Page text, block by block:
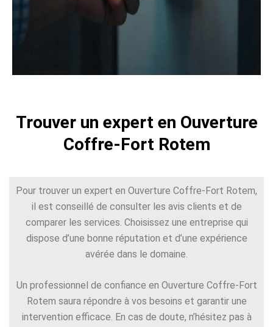
Trouver un expert en Ouverture
Coffre-Fort Rotem
Pour trouver un expert en Ouverture Coffre-Fort Rotem,
il est conseillé de consulter les avis clients et de
comparer les services. Choisissez une entreprise qui
dispose d’une bonne réputation et d’une expérience
avérée dans le domaine.
Un professionnel de confiance en Ouverture Coffre-Fort
Rotem saura répondre à vos besoins et garantir une
intervention efficace. En cas de doute, n’hésitez pas à